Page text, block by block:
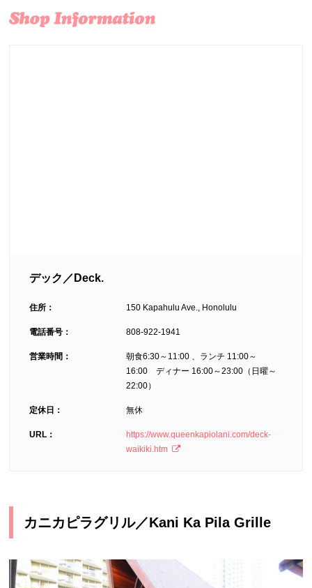
デック／Deck.
住所： 150 Kapahulu Ave., Honolulu
電話番号： 808-922-1941
営業時間：
朝食6:30～11:00 、ランチ 11:00～
16:00 ディナー 16:00～23:00（日曜～
22:00）
定休日： 無休
URL：
https://www.queenkapiolani.com/deck-
waikiki.htm
カニカピラグリル／Kani Ka Pila Grille